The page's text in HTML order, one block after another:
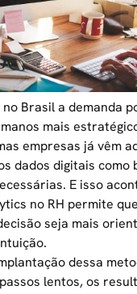
Brasil a demanda
mais
empresas já vêm
dados digitais como
E isso
no RH permite
seja mais
dessa
lentos, os